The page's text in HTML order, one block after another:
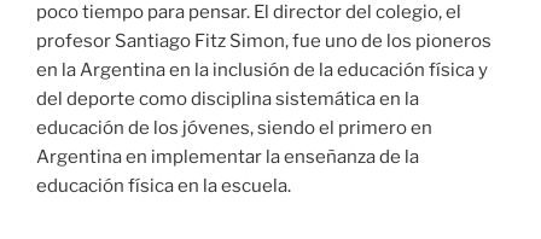
poco tiempo para pensar. El director del colegio, el
profesor Santiago Fitz Simon, fue uno de los pioneros
en la Argentina en la inclusión de la educación física y
del deporte como disciplina sistemática en la
educación de los jóvenes, siendo el primero en
Argentina en implementar la enseñanza de la
educación física en la escuela.